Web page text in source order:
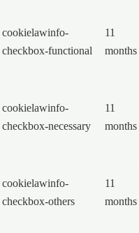
cookielawinfo-
checkbox-functional
11
months
cookielawinfo-
checkbox-necessary
11
months
cookielawinfo-
checkbox-others
11
months